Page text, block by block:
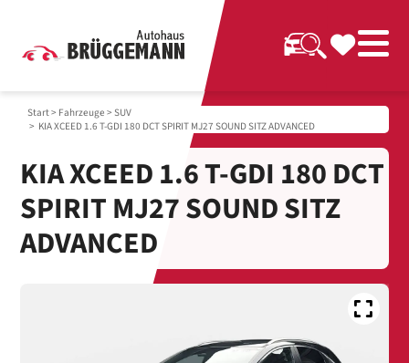
Start> Fahrzeuge > SUV
> KIA XCEED 1.6 T-GDI 180 DCT SPIRIT MJ27 SOUND SITZ ADVANCED
KIA XCEED 1.6 T-GDI 180 DCT
SPIRIT MJ27 SOUND SITZ
ADVANCED